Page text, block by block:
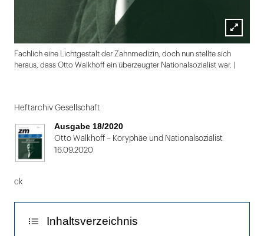
Lightbox
öffnen
Fachlich eine Lichtgestalt der Zahnmedizin, doch nun stellte sich
heraus, dass Otto Walkhoff ein überzeugter Nationalsozialist war. |
1
von
2
Heftarchiv Gesellschaft
Ausgabe 18/2020
Otto Walkhoff – Koryphäe und Nationalsozialist
16.09.2020
ck
Inhaltsverzeichnis